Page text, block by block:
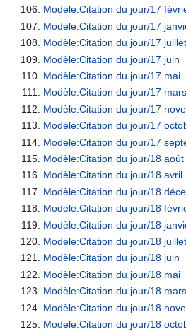
Modèle:Citation du jour/17
Modèle:Citation du jour/17
Modèle:Citation du jour/17 juillet
Modèle:Citation du jour/17 juin
Modèle:Citation du jour/17 mai
Modèle:Citation du jour/17 mars
Modèle:Citation du jour/17
Modèle:Citation du jour/17
Modèle:Citation du jour/17
Modèle:Citation du jour/18 août
Modèle:Citation du jour/18 avril
Modèle:Citation du jour/18
Modèle:Citation du jour/18
Modèle:Citation du jour/18
Modèle:Citation du jour/18 juillet
Modèle:Citation du jour/18 juin
Modèle:Citation du jour/18 mai
Modèle:Citation du jour/18 mars
Modèle:Citation du jour/18
Modèle:Citation du jour/18